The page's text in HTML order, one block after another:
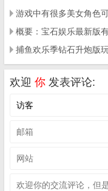
游戏中有很多美女角色
概要：宝石娱乐最新版
捕鱼欢乐季钻石升炮版
欢迎 你 发表评论: